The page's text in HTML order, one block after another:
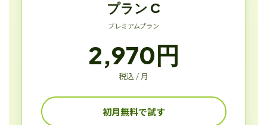
プラン C
プレミアムプラン
2,970円
税込 / 月
初月無料で試す